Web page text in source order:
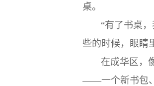
桌。
“有了书桌
些的时候，眼睛
在成华区，
——一个新书包